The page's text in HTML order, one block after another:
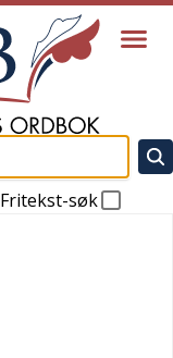
Fritekst-søk